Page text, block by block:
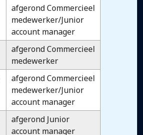
afgerond Commercieel
medewerker/Junior
account manager
afgerond Commercieel
medewerker
afgerond Commercieel
medewerker/Junior
account manager
afgerond Junior
account manager